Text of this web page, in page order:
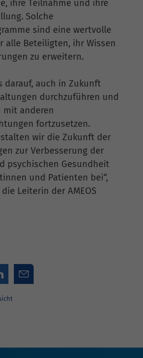
ihre Teilnahme und ihre
Solche
sind eine wertvolle
alle Beteiligten, ihr Wissen
zu erweitern.
darauf, auch in Zukunft
durchzuführen und
mit anderen
fortzusetzen.
wir die Zukunft der
zur Verbesserung der
psychischen Gesundheit
und Patienten bei“,
Leiterin der AMEOS